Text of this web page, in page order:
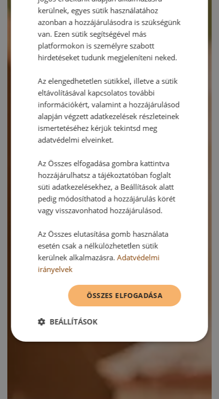
kerülnek, egyes sütik használatához
azonban a hozzájárulásodra is szükségünk
van. Ezen sütik segítségével más
platformokon is személyre szabott
hirdetéseket tudunk megjeleníteni neked.
Az elengedhetetlen sütikkel, illetve a sütik
eltávolításával kapcsolatos további
információkért, valamint a hozzájárulásod
alapján végzett adatkezelések részleteinek
ismertetéséhez kérjük tekintsd meg
adatvédelmi elveinket.
Az Összes elfogadása gombra kattintva
hozzájárulhatsz a tájékoztatóban foglalt
süti adatkezelésekhez, a Beállítások alatt
pedig módosíthatod a hozzájárulás körét
vagy visszavonhatod hozzájárulásod.
Az Összes elutasítása gomb használata
esetén csak a nélkülözhetetlen sütik
kerülnek alkalmazásra.Adatvédelmi
irányelvek
ÖSSZES ELFOGADÁSA
BEÁLLÍTÁSOK